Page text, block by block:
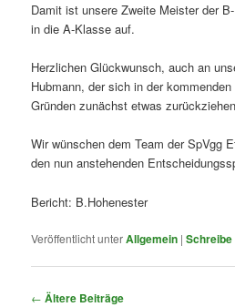
Damit ist unsere Zweite Meister der
in die A-Klasse auf.
Herzlichen Glückwunsch, auch an
Hubmann, der sich in der
Gründen zunächst etwas
Wir wünschen dem Team der SpVgg
den nun anstehenden
Bericht: B.Hohenester
Veröffentlicht unterAllgemein |
Beitragsnavigation
← Ältere Beiträge